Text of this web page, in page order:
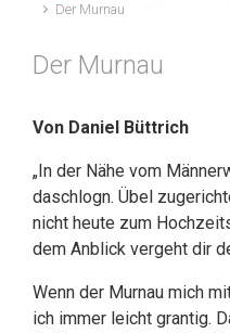
Der Murnau
Der Murnau
Von Daniel Büttrich
„In der Nähe vom
daschlogn. Übel
nicht heute zum
dem Anblick vergeht dir
Wenn der Murnau mich
ich immer leicht grantig.